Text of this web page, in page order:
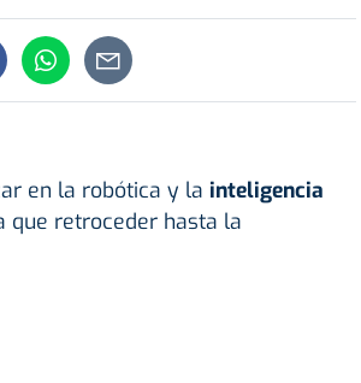
en la robótica y la inteligencia
que retroceder hasta la